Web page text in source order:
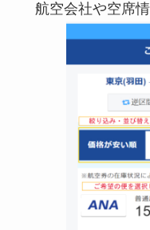
航空会社や空席